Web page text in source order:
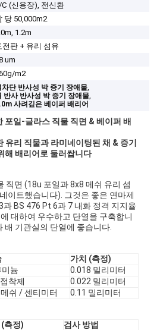
(신용장), 전신환
당 50,000m2
1.2m
전판 + 유리 섬유
um
m2
차단 반사성 박 증기 장애물,
반사 반사성 박 증기 장애물,
사려깊은 베이퍼 배리어
포일-글라스 직물 직면 & 베이퍼 배
유리 직물과 라미네이팅된 채 & 증기
해 배리어로 둘러쌉니다
직면 (18u 포일과 8x8 메쉬 유리 섬
이트했습니다). 그것은 좋은 연마제
과 BS 476 Pt 6과 7 내화 정격 지지율
대하여 우수하고 단열을 구축합니
배 기관실의 단열에 좋습니다.
가치 (측정)
미늄
0.018 밀리미터
착제
0.022 밀리미터
쉬 / 센티미터 0.11 밀리미터
측정)
검사 방법